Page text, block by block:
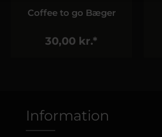
Westminster -
187,00 kr.*
Information